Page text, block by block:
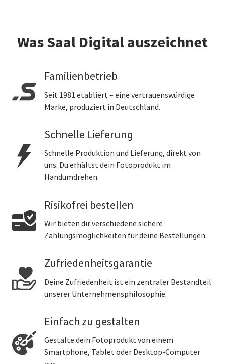
Was Saal Digital auszeichnet
Familienbetrieb
Seit 1981 etabliert – eine vertrauenswürdige
Marke, produziert in Deutschland.
Schnelle Lieferung
Schnelle Produktion und Lieferung, direkt von
uns. Du erhältst dein Fotoprodukt im
Handumdrehen.
Risikofrei bestellen
Wir bieten dir verschiedene sichere
Zahlungsmöglichkeiten für deine Bestellungen.
Zufriedenheitsgarantie
Deine Zufriedenheit ist ein zentraler Bestandteil
unserer Unternehmensphilosophie.
Einfach zu gestalten
Gestalte dein Fotoprodukt von einem
Smartphone, Tablet oder Desktop-Computer